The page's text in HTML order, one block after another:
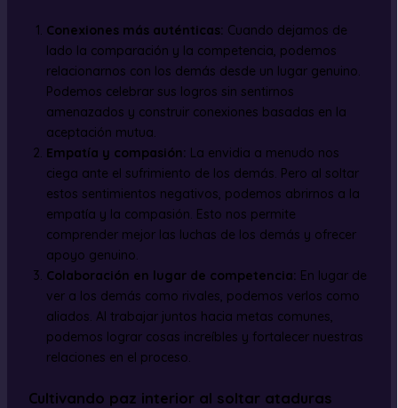
Conexiones más auténticas: Cuando dejamos de
lado la comparación y la competencia, podemos
relacionarnos con los demás desde un lugar genuino.
Podemos celebrar sus logros sin sentirnos
amenazados y construir conexiones basadas en la
aceptación mutua.
Empatía y compasión: La envidia a menudo nos
ciega ante el sufrimiento de los demás. Pero al soltar
estos sentimientos negativos, podemos abrirnos a la
empatía y la compasión. Esto nos permite
comprender mejor las luchas de los demás y ofrecer
apoyo genuino.
Colaboración en lugar de competencia: En lugar de
ver a los demás como rivales, podemos verlos como
aliados. Al trabajar juntos hacia metas comunes,
podemos lograr cosas increíbles y fortalecer nuestras
relaciones en el proceso.
Cultivando paz interior al soltar ataduras